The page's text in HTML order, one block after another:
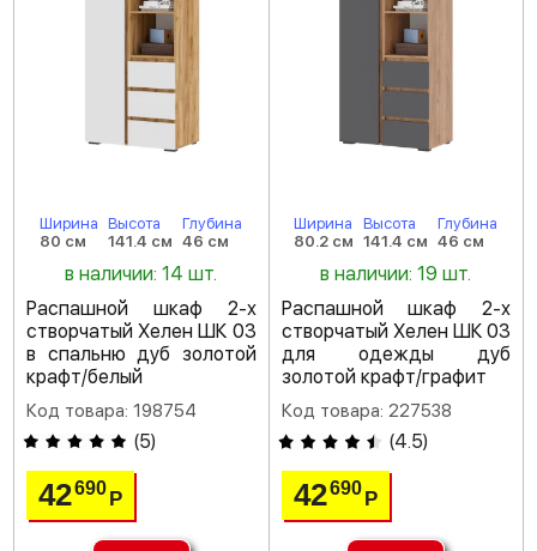
Ширина
80 см
Высота
141.4 см
Глубина
46 см
в наличии: 14 шт.
Распашной шкаф 2-х
створчатый Хелен ШК 03
в спальню дуб золотой
крафт/белый
Код товара: 198754
(5)
42690Р
Ширина
80.2 см
Высота
141.4 см
Глубина
46 см
в наличии: 19 шт.
Распашной шкаф 2-х
створчатый Хелен ШК 03
для одежды дуб
золотой крафт/графит
Код товара: 227538
(4.5)
42690 Р